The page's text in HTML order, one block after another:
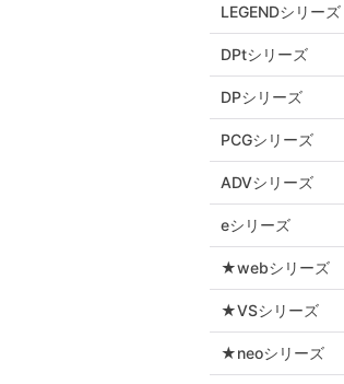
LEGENDシリーズ
DPtシリーズ
DPシリーズ
PCGシリーズ
ADVシリーズ
eシリーズ
★webシリーズ
★VSシリーズ
★neoシリーズ